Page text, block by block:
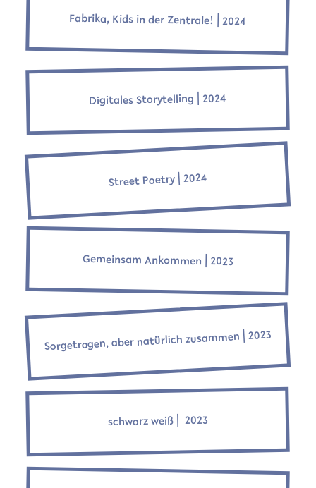
Fabrika, Kids in der Zentrale! ⎜2024
Digitales Storytelling ⎜2024
Street Poetry ⎜2024
Gemeinsam Ankommen ⎜2023
Sorgetragen, aber natürlich zusammen ⎜2023
schwarz weiß ⎜ 2023